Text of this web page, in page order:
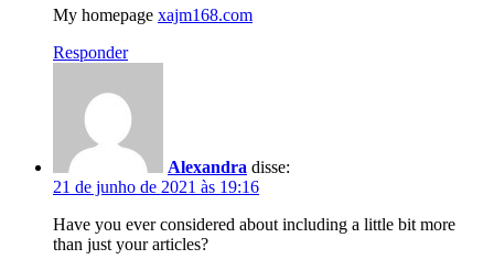
My homepage xajm168.com
Responder
Alexandra disse:
21 de junho de 2021 às 19:16
Have you ever considered about including a little bit more
than just your articles?